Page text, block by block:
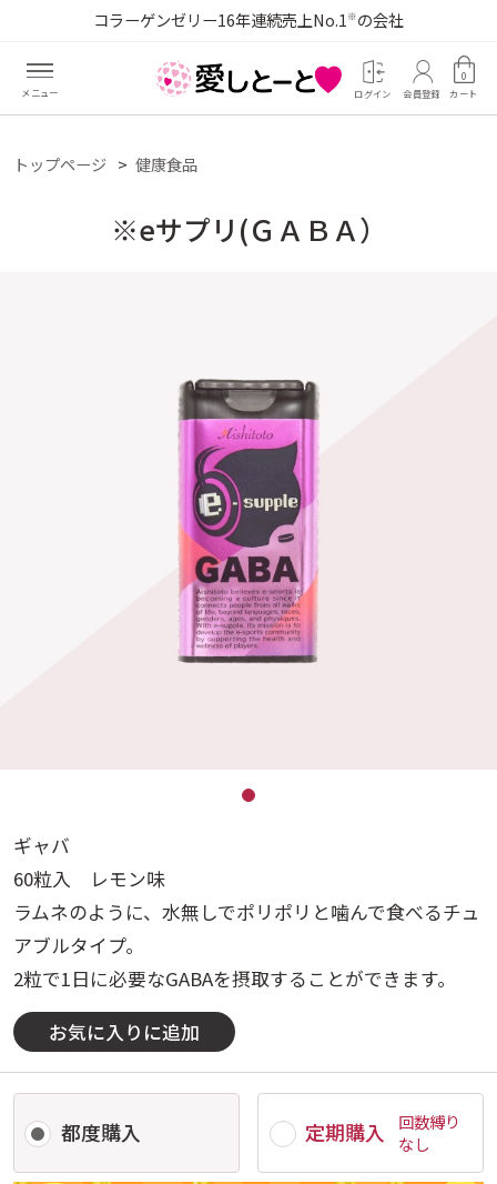
コラーゲンゼリー16年連続売上No.1 ※の会社
ログイン 会員登録 カート
0
トップページ 健康食品
※eサプリ(ＧＡＢＡ）
ギャバ
60粒入 レモン味
ラムネのように、水無しでポリポリと噛んで食べるチュ
アブルタイプ。
2粒で1日に必要なGABAを摂取することができます。
お気に入りに追加
都度購入 定期購入
回数縛り
なし